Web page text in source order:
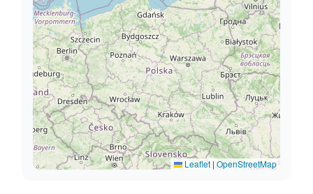
Leaflet | OpenStreetMap